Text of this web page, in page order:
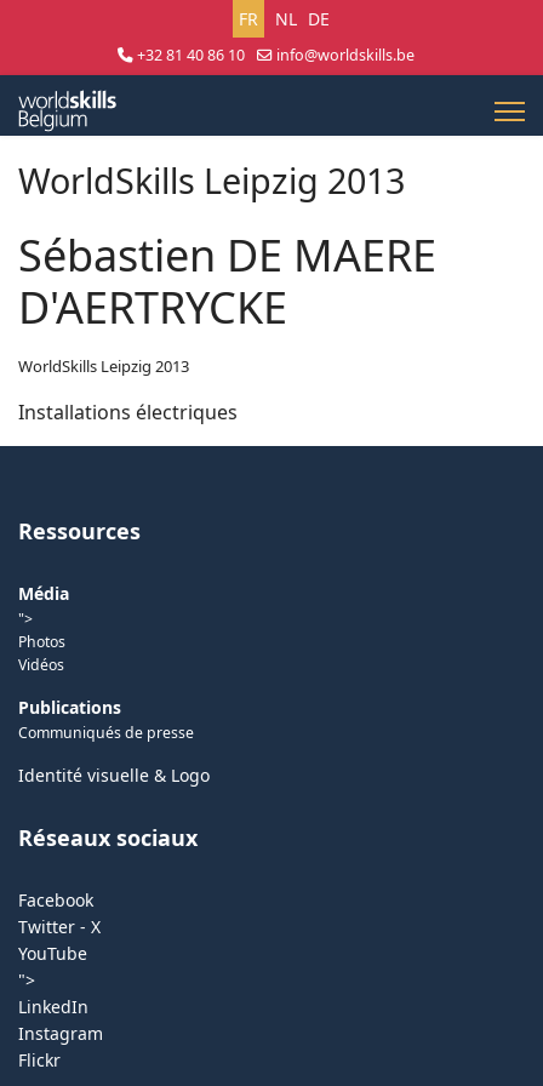
Sélectionnez votre langue
FR NL DE
+32 81 40 86 10
info@worldskills.be
WorldSkills Leipzig 2013
Sébastien DE MAERE
D'AERTRYCKE
WorldSkills Leipzig 2013
Installations électriques
Ressources
Média
">
Photos
Vidéos
Publications
Communiqués de presse
Identité visuelle & Logo
Réseaux sociaux
Facebook
Twitter - X
YouTube
">
LinkedIn
Instagram
Flickr